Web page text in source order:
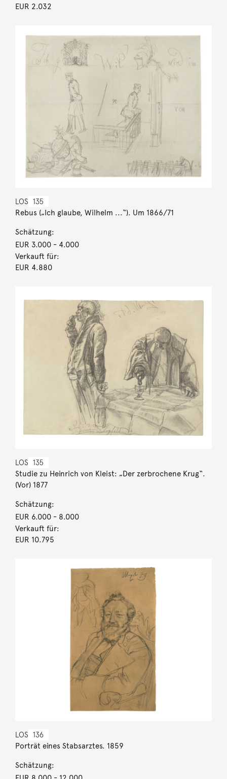
EUR 2.032
LOS 135
Rebus („Ich glaube, Wilhelm ...“). Um 1866/71
Schätzung:
EUR 3.000- 4.000
Verkauft für:
EUR 4.880
LOS 135
Studie zu Heinrich von Kleist: „Der zerbrochene Krug“.
(Vor) 1877
Schätzung:
EUR 6.000- 8.000
Verkauft für:
EUR 10.795
LOS 136
Porträt eines Stabsarztes. 1859
Schätzung: